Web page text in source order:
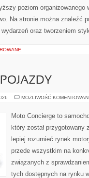
poziom organizowanego
Na stronie można znaleźć
oraz tworzeniem
MOŻLIWOŚĆ
Moto Concierge to
który został
lepiej rozumieć rynek
przede wszystkim na
związanych z
tych dostępnych na rynku